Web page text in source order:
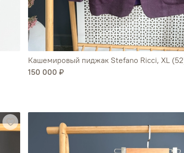
Кашемировый пиджак Stefano Ricci, XL
150 000 ₽